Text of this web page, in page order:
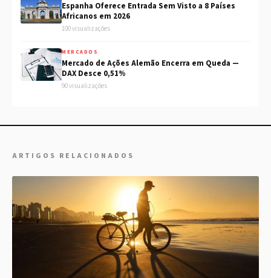
Espanha Oferece Entrada Sem Visto a 8 Países
Africanos em 2026
100 visualizações
MERCADOS
Mercado de Ações Alemão Encerra em Queda —
DAX Desce 0,51%
90 visualizações
ARTIGOS RELACIONADOS